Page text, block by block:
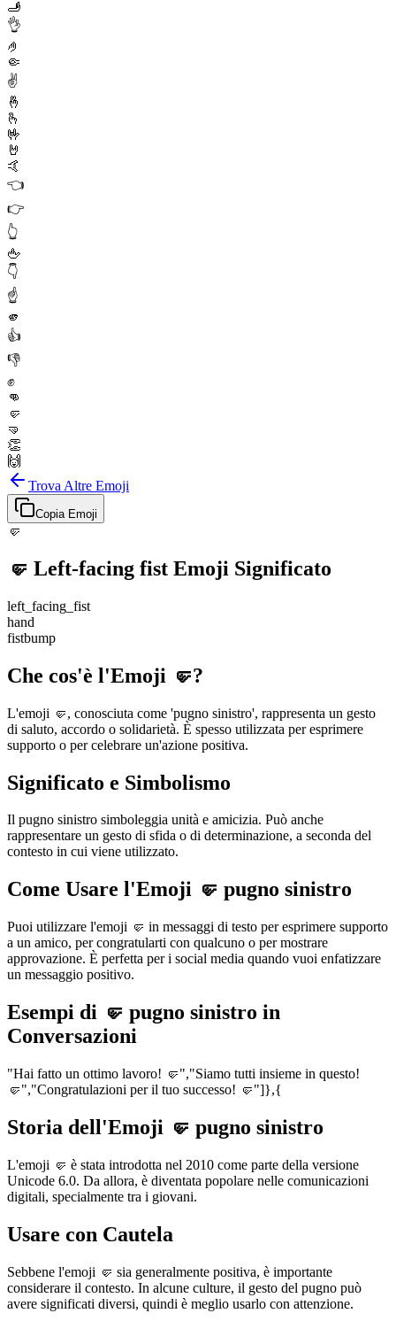
🫸
👌
🤌
🤏
✌️
🤞
🫰
🤟
🤘
🤙
👈
👉
👆
🖕
👇
☝️
🫵
👍
👎
✊
👊
🤛
🤜
👏
🙌
Trova Altre Emoji
Copia Emoji
🤛
🤛 Left-facing fist Emoji Significato
left_facing_fist
hand
fistbump
Che cos'è l'Emoji 🤛?
L'emoji 🤛, conosciuta come 'pugno sinistro', rappresenta un gesto
di saluto, accordo o solidarietà. È spesso utilizzata per esprimere
supporto o per celebrare un'azione positiva.
Significato e Simbolismo
Il pugno sinistro simboleggia unità e amicizia. Può anche
rappresentare un gesto di sfida o di determinazione, a seconda del
contesto in cui viene utilizzato.
Come Usare l'Emoji 🤛 pugno sinistro
Puoi utilizzare l'emoji 🤛 in messaggi di testo per esprimere supporto
a un amico, per congratularti con qualcuno o per mostrare
approvazione. È perfetta per i social media quando vuoi enfatizzare
un messaggio positivo.
Esempi di 🤛 pugno sinistro in
Conversazioni
"Hai fatto un ottimo lavoro! 🤛","Siamo tutti insieme in questo!
🤛","Congratulazioni per il tuo successo! 🤛"]},{
Storia dell'Emoji 🤛 pugno sinistro
L'emoji 🤛 è stata introdotta nel 2010 come parte della versione
Unicode 6.0. Da allora, è diventata popolare nelle comunicazioni
digitali, specialmente tra i giovani.
Usare con Cautela
Sebbene l'emoji 🤛 sia generalmente positiva, è importante
considerare il contesto. In alcune culture, il gesto del pugno può
avere significati diversi, quindi è meglio usarlo con attenzione.